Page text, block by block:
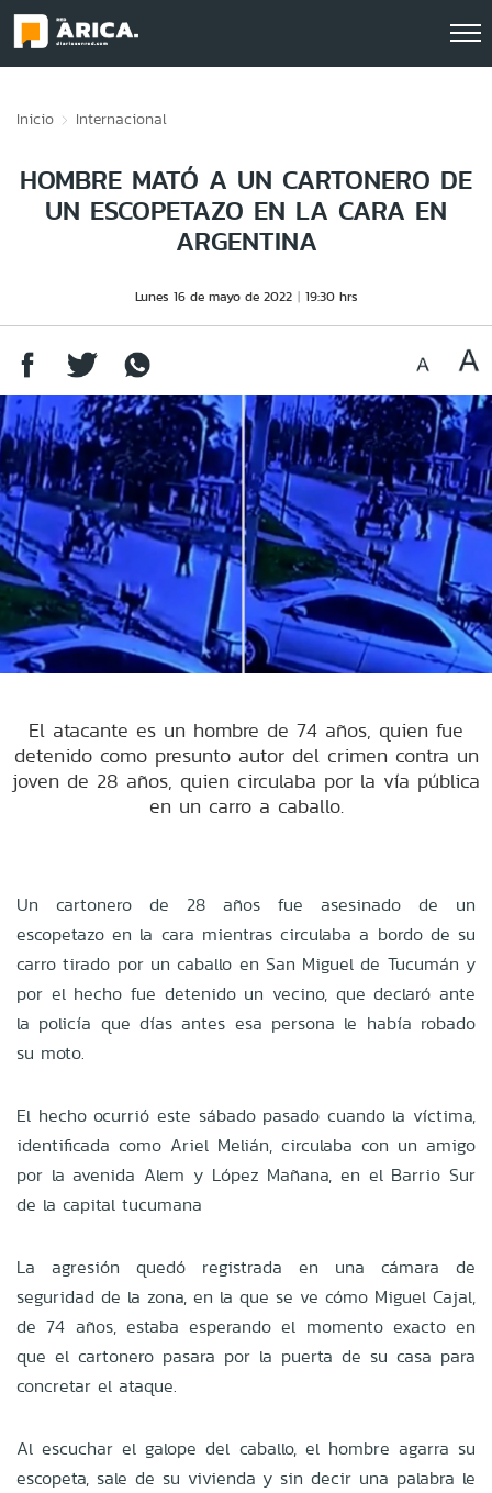
Inicio Internacional
HOMBRE MATÓ A UN CARTONERO DE
UN ESCOPETAZO EN LA CARA EN
ARGENTINA
Lunes 16 de mayo de 2022 19:30 hrs
El atacante es un hombre de 74 años, quien fue
detenido como presunto autor del crimen contra un
joven de 28 años, quien circulaba por la vía pública
en un carro a caballo.
Un cartonero de 28 años fue asesinado de un
escopetazo en la cara mientras circulaba a bordo de su
carro tirado por un caballo en San Miguel de Tucumán y
por el hecho fue detenido un vecino, que declaró ante
la policía que días antes esa persona le había robado
su moto.
El hecho ocurrió este sábado pasado cuando la víctima,
identificada como Ariel Melián, circulaba con un amigo
por la avenida Alem y López Mañana, en el Barrio Sur
de la capital tucumana
La agresión quedó registrada en una cámara de
seguridad de la zona, en la que se ve cómo Miguel Cajal,
de 74 años, estaba esperando el momento exacto en
que el cartonero pasara por la puerta de su casa para
concretar el ataque.
Al escuchar el galope del caballo, el hombre agarra su
escopeta, sale de su vivienda y sin decir una palabra le